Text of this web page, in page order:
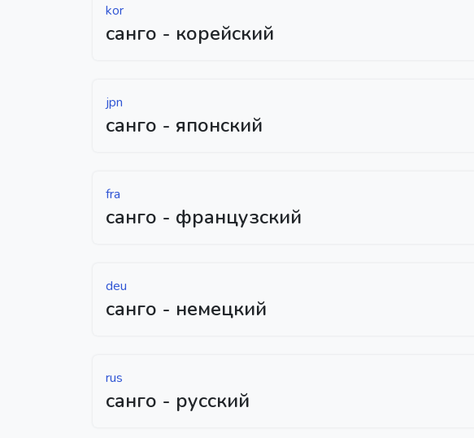
kor
санго - корейский
jpn
санго - японский
fra
санго - французский
deu
санго - немецкий
rus
санго - русский